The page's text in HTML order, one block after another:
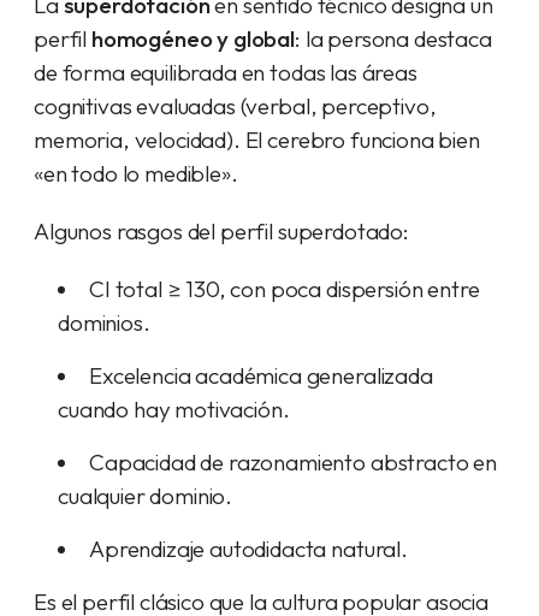
perfil homogéneo y global: la persona destaca
de forma equilibrada en todas las áreas
cognitivas evaluadas (verbal, perceptivo,
memoria, velocidad). El cerebro funciona bien
«en todo lo medible».
Algunos rasgos del perfil superdotado:
CI total ≥ 130, con poca dispersión entre
dominios.
Excelencia académica generalizada
cuando hay motivación.
Capacidad de razonamiento abstracto en
cualquier dominio.
Aprendizaje autodidacta natural.
Es el perfil clásico que la cultura popular asocia